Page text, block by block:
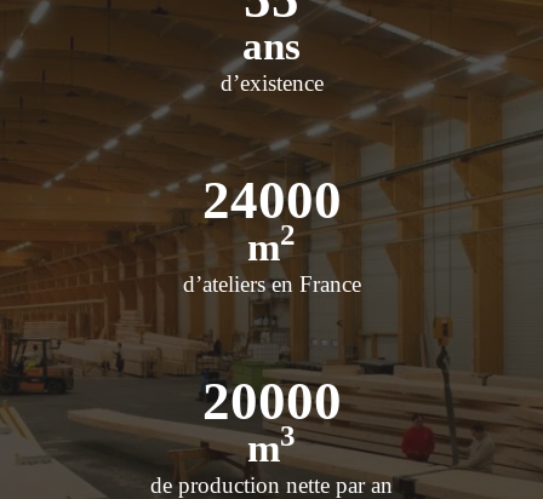
ans
d’existence
24000
m2
d’ateliers en France
20000
m3
de production nette par an